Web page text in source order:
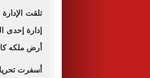
تلقت
إدارة إحدى
أرض ملكه
أسفرت